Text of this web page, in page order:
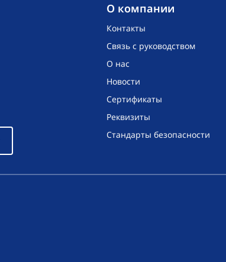
O компании
Контакты
Связь с руководством
О нас
Новости
Сертификаты
Реквизиты
Стандарты безопасности